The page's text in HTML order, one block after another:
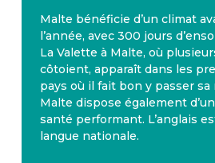
Malte bénéficie d’un climat
l’année, avec 300 jours
La Valette à Malte, où
côtoient, apparaît dans les
pays où il fait bon y passer sa
Malte dispose également
santé performant. L’anglais
langue nationale.